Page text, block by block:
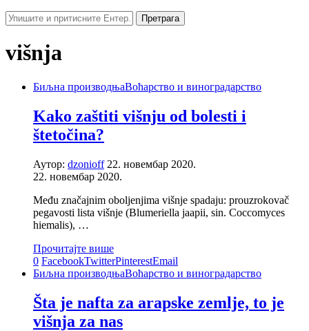
Претрага
višnja
Биљна производњаВоћарство и виноградарство
Kako zaštiti višnju od bolesti i
štetočina?
Аутор: dzonioff 22. новембар 2020.
22. новембар 2020.
Među značajnim oboljenjima višnje spadaju: prouzrokovač
pegavosti lista višnje (Blumeriella jaapii, sin. Coccomyces
hiemalis), …
Прочитајте више
0 FacebookTwitterPinterestEmail
Биљна производњаВоћарство и виноградарство
Šta je nafta za arapske zemlje, to je
višnja za nas